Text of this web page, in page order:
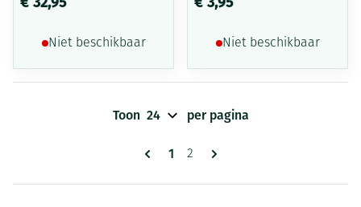
Niet beschikbaar Niet beschikbaar
Pagina's
U lees momenteel pagina
1 Pagina
2
Toon per pagina